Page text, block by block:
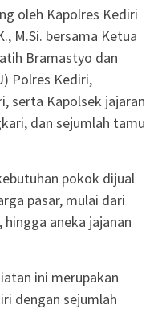
oleh Kapolres Kediri
M.Si. bersama Ketua
Bramastyo dan
Polres Kediri,
serta Kapolsek jajaran
dan sejumlah tamu
pokok dijual
pasar, mulai dari
aneka jajanan
ini merupakan
dengan sejumlah